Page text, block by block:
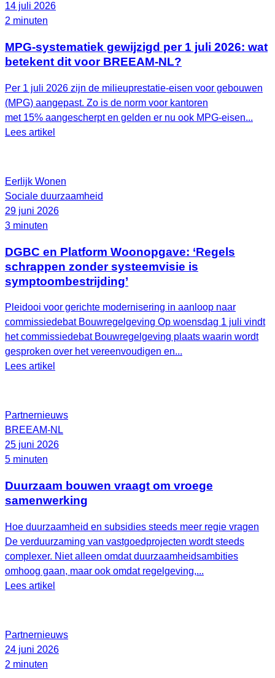
14 juli 2026
2 minuten
MPG-systematiek gewijzigd per 1 juli 2026: wat
betekent dit voor BREEAM-NL?
Per 1 juli 2026 zijn de milieuprestatie-eisen voor gebouwen
(MPG) aangepast. Zo is de norm voor kantoren
met 15% aangescherpt en gelden er nu ook MPG-eisen...
Lees artikel
Eerlijk Wonen
Sociale duurzaamheid
29 juni 2026
3 minuten
DGBC en Platform Woonopgave: ‘Regels
schrappen zonder systeemvisie is
symptoombestrijding’
Pleidooi voor gerichte modernisering in aanloop naar
commissiedebat Bouwregelgeving Op woensdag 1 juli vindt
het commissiedebat Bouwregelgeving plaats waarin wordt
gesproken over het vereenvoudigen en...
Lees artikel
Partnernieuws
BREEAM-NL
25 juni 2026
5 minuten
Duurzaam bouwen vraagt om vroege
samenwerking
Hoe duurzaamheid en subsidies steeds meer regie vragen
De verduurzaming van vastgoedprojecten wordt steeds
complexer. Niet alleen omdat duurzaamheidsambities
omhoog gaan, maar ook omdat regelgeving,...
Lees artikel
Partnernieuws
24 juni 2026
2 minuten